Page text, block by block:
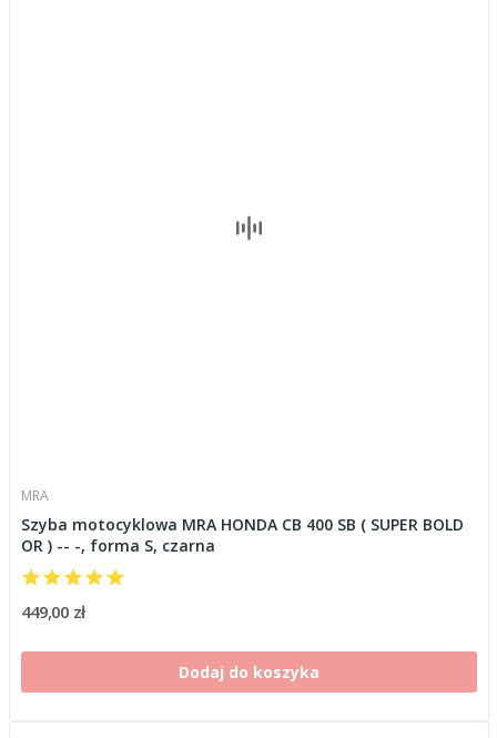
MRA
Szyba motocyklowa MRA HONDA CB 400 SB ( SUPER BOLD
OR ) -- -, forma S, czarna
449,00 zł
Dodaj do koszyka